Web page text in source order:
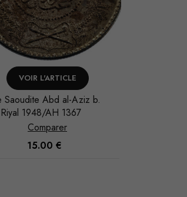
VOIR L'ARTICLE
Saoudite Abd al-Aziz b.
1948/AH 1367
Comparer
15.00€